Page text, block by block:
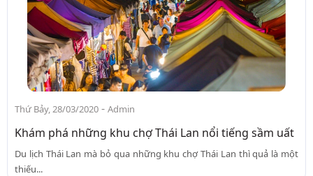
Thứ Bảy, 28/03/2020 - Admin
Khám phá những khu chợ Thái Lan nổi tiếng sầm uất
Du lịch Thái Lan mà bỏ qua những khu chợ Thái Lan thì quả là một
thiếu...